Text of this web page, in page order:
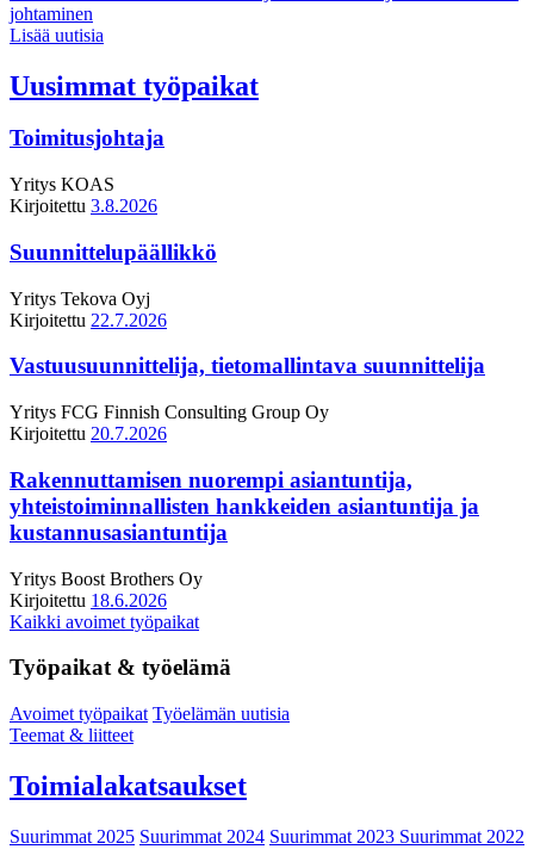
johtaminen
Lisää uutisia
Uusimmat työpaikat
Toimitusjohtaja
Yritys KOAS
Kirjoitettu 3.8.2026
Suunnittelupäällikkö
Yritys Tekova Oyj
Kirjoitettu 22.7.2026
Vastuusuunnittelija, tietomallintava suunnittelija
Yritys FCG Finnish Consulting Group Oy
Kirjoitettu 20.7.2026
Rakennuttamisen nuorempi asiantuntija,
yhteistoiminnallisten hankkeiden asiantuntija ja
kustannusasiantuntija
Yritys Boost Brothers Oy
Kirjoitettu 18.6.2026
Kaikki avoimet työpaikat
Työpaikat & työelämä
Avoimet työpaikat Työelämän uutisia
Teemat & liitteet
Toimialakatsaukset
Suurimmat 2025 Suurimmat 2024 Suurimmat 2023 Suurimmat 2022